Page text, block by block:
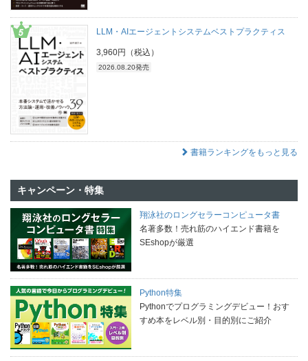
LLM・AIエージェントシステムベストプラクティス
3,960円（税込）
2026.08.20発売
書籍ランキングをもっと見る
キャンペーン・特集
翔泳社のロングセラーコンピュータ書
名著多数！売れ筋のハイエンド書籍を
SEshopが厳選
Python特集
Pythonでプログラミングデビュー！おす
すめ本をレベル別・目的別にご紹介